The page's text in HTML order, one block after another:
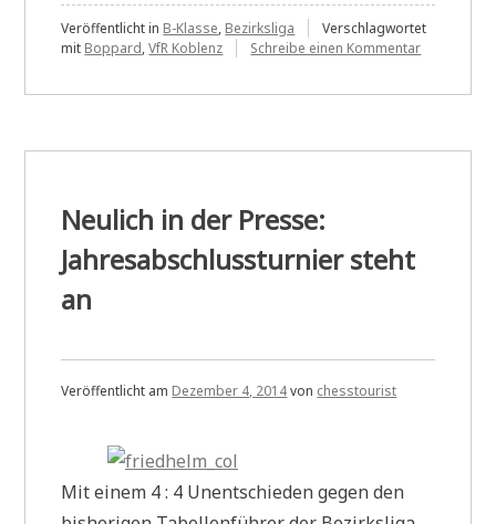
Veröffentlicht in B-Klasse, Bezirksliga
Verschlagwortet
mit Boppard,VfR Koblenz Schreibe einen Kommentarzu
Neulich in der Presse:
Jahresabschlussturnier steht
an
Veröffentlicht am Dezember 4, 2014von chesstourist
Mit einem 4 : 4 Unentschieden gegen den